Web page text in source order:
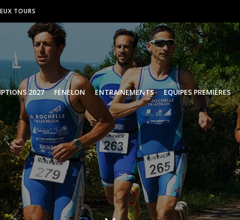
TOURS
2027 FÉNELON ENTRAINEMENTS EQUIPES PREMIÈRES